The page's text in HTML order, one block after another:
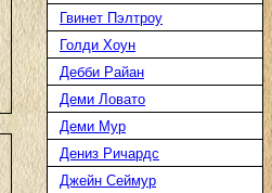
Гвинет Пэлтроу
Голди Хоун
Дебби Райан
Деми Ловато
Деми Мур
Дениз Ричардс
Джейн Сеймур